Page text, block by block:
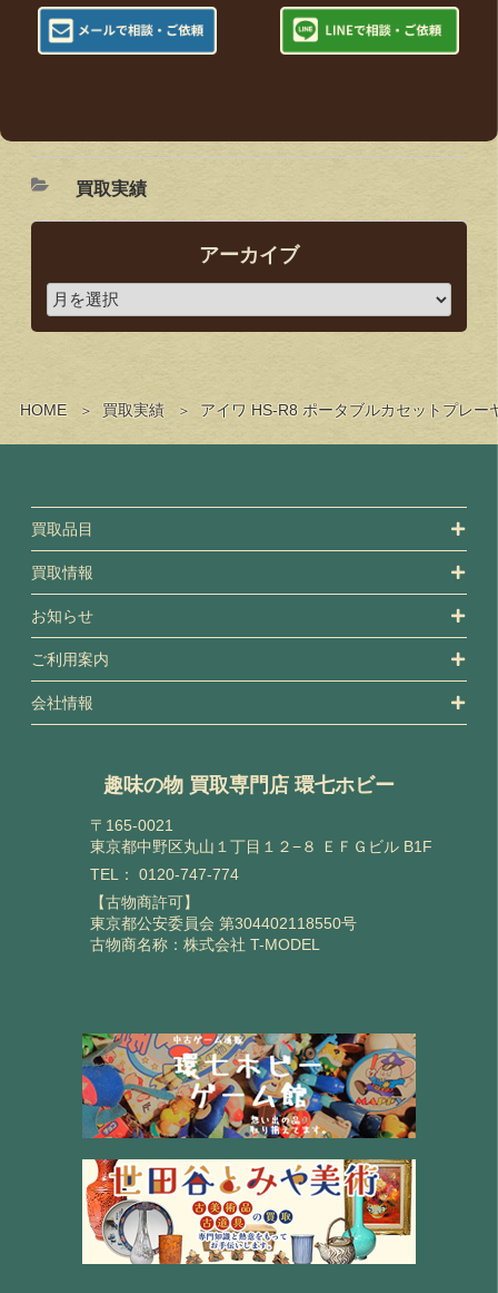
HOME 買取実績 アイワ HS-R8 ポータブルカセットプレ
買取実績
アーカイブ
買取品目
買取情報
お知らせ
ご利用案内
会社情報
趣味の物 買取専門店 環七ホビー
〒165-0021
東京都中野区丸山１丁目１２−８ ＥＦＧビル B1F
TEL： 0120-747-774
【古物商許可】
東京都公安委員会 第304402118550号
古物商名称：株式会社 T-MODEL